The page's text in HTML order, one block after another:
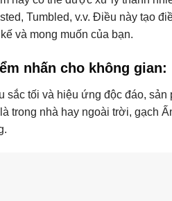
Tumbled, v.v. Điều này tạo
và mong muốn của bạn.
nhấn cho không gian:
sắc tối và hiệu ứng độc đáo,
trong nhà hay ngoài trời, gạch